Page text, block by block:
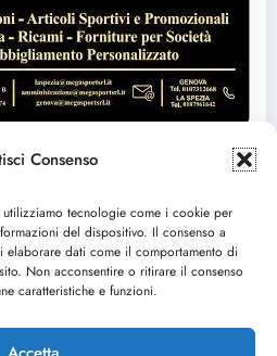
Consenso
tecnologie come i cookie per
del dispositivo. Il consenso a
elaborare dati come il comportamento di
Non acconsentire o ritirare il consenso
caratteristiche e funzioni.
su:
TWITTER